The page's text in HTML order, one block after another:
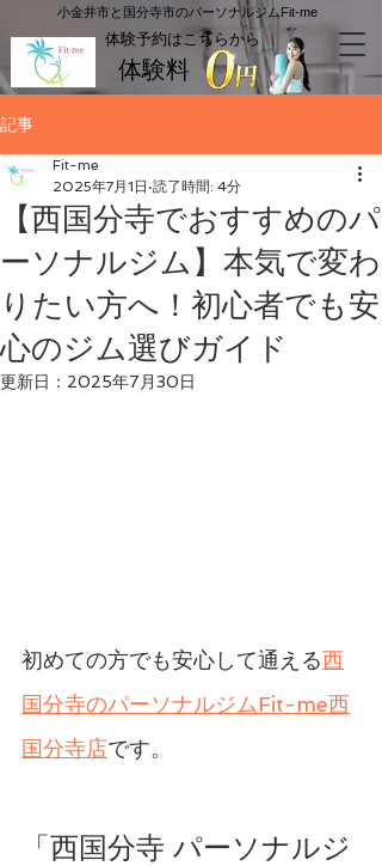
​体験予約はこちらから
体験料
​小金井市と国分寺市のパーソナルジムFit-me
記事
【西国分寺でおすすめのパ
ーソナルジム】本気で変わ
りたい方へ！初心者でも安
心のジム選びガイド
Fit-me
2025年7月1日 読了時間: 4分
更新日： 2025年7月30日
初めての方でも安心して通える西
国分寺のパーソナルジムFit-me西
国分寺店です。
「西国分寺 パーソナルジ